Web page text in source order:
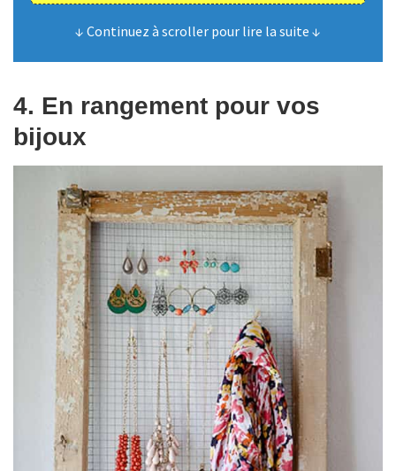
↓ Continuez à scroller pour lire la suite ↓
4. En rangement pour vos
bijoux